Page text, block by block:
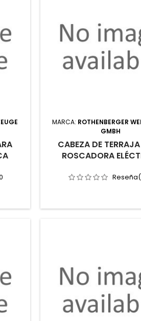
MARCA: ROTHENBERGER
GMBH
CABEZA DE
ROSCADORA